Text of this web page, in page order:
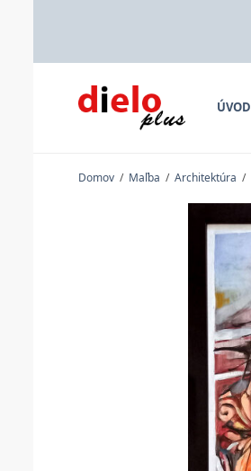
ÚVOD
Domov / Maľba / Architektúra /